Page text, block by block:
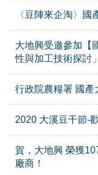
〈豆陣來企淘〉國
大地興受邀參加【
性與加工技術探討」
行政院農糧署 國產
2020 大溪豆干節-
賀，大地興 榮獲
廠商！